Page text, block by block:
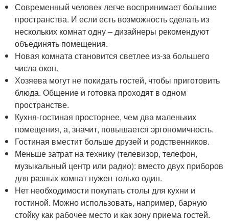
Современный человек легче воспринимает большие
пространства. И если есть возможность сделать из
нескольких комнат одну – дизайнеры рекомендуют
объединять помещения.
Новая комната становится светлее из-за большего
числа окон.
Хозяева могут не покидать гостей, чтобы приготовить
блюда. Общение и готовка проходят в одном
пространстве.
Кухня-гостиная просторнее, чем два маленьких
помещения, а, значит, повышается эргономичность.
Гостиная вместит больше друзей и родственников.
Меньше затрат на технику (телевизор, телефон,
музыкальный центр или радио): вместо двух приборов
для разных комнат нужен только один.
Нет необходимости покупать столы для кухни и
гостиной. Можно использовать, например, барную
стойку как рабочее место и как зону приема гостей.